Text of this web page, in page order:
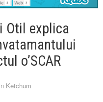
Otil explica
o’SCAR
Ketchum